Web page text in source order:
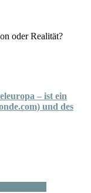
oder Realität?
– ist ein
und des